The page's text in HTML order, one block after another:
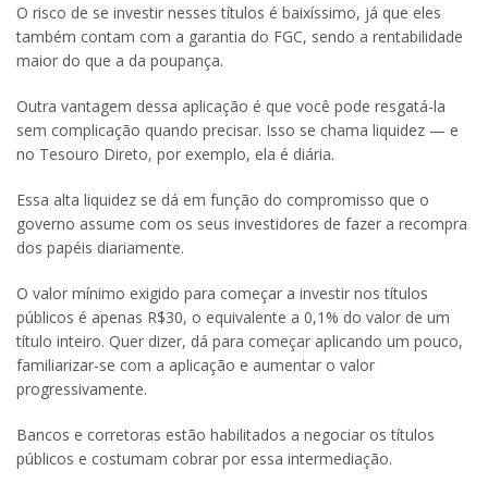
O risco de se investir nesses títulos é baixíssimo, já que eles
também contam com a garantia do FGC, sendo a rentabilidade
maior do que a da poupança.
Outra vantagem dessa aplicação é que você pode resgatá-la
sem complicação quando precisar. Isso se chama liquidez — e
no Tesouro Direto, por exemplo, ela é diária.
Essa alta liquidez se dá em função do compromisso que o
governo assume com os seus investidores de fazer a recompra
dos papéis diariamente.
O valor mínimo exigido para começar a investir nos títulos
públicos é apenas R$30, o equivalente a 0,1% do valor de um
título inteiro. Quer dizer, dá para começar aplicando um pouco,
familiarizar-se com a aplicação e aumentar o valor
progressivamente.
Bancos e corretoras estão habilitados a negociar os títulos
públicos e costumam cobrar por essa intermediação.